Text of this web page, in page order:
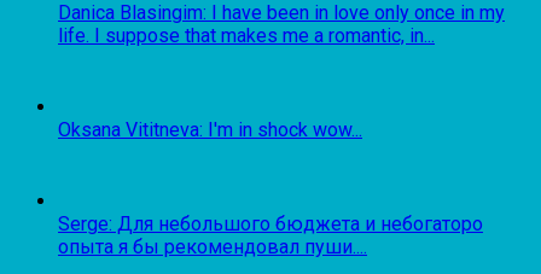
Danica Blasingim: I have been in love only once in my
life. I suppose that makes me a romantic, in...
Oksana Vititneva: I'm in shock wow...
Serge: Для небольшого бюджета и небогаторо
опыта я бы рекомендовал пуши....